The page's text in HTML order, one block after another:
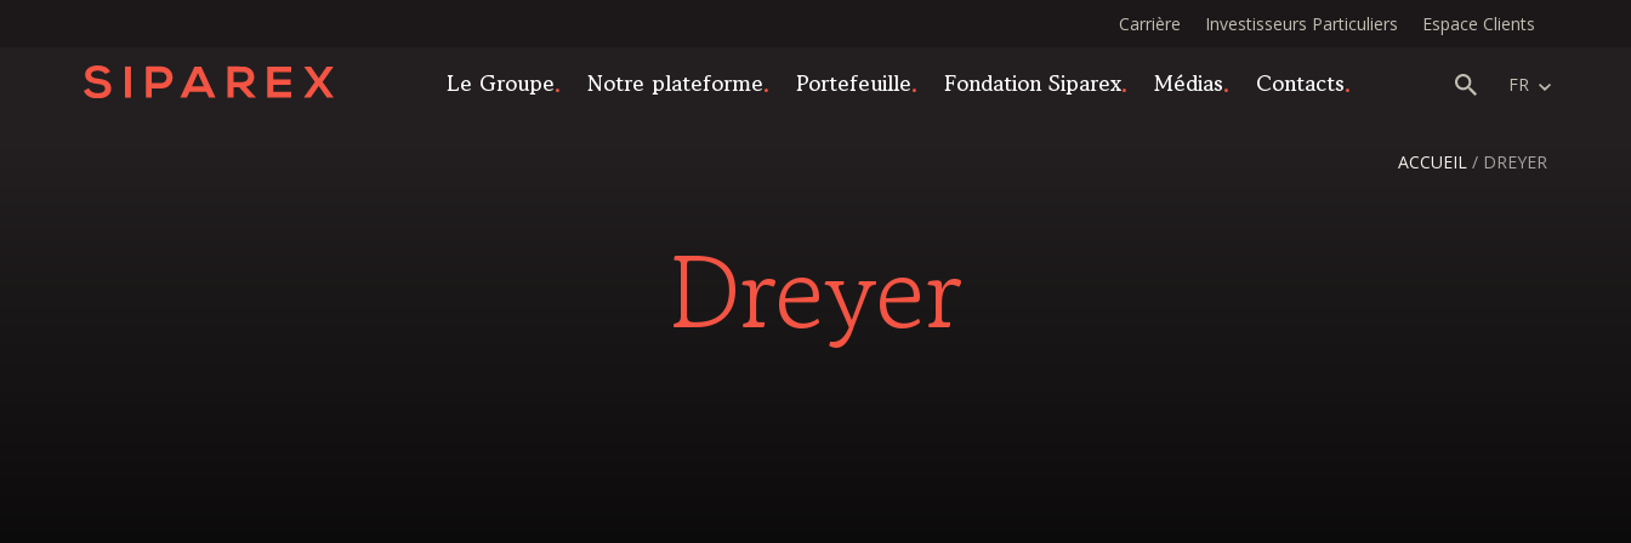
Carrière Investisseurs Particuliers Espace Clients
Le Groupe Notre plateforme Portefeuille Fondation Siparex Médias Contacts FR
ACCUEIL / DREYER
Dreyer